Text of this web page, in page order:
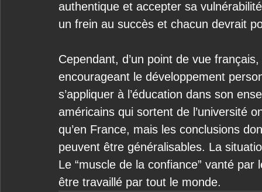
authentique et accepter sa
un frein au succès et chacun devrait
Cependant, d’un point de vue
encourageant le développement
s’appliquer à l’éducation dans son
américains qui sortent de l’université
qu’en France, mais les conclusions
peuvent être généralisables. La
Le “muscle de la confiance” vanté
être travaillé par tout le monde.